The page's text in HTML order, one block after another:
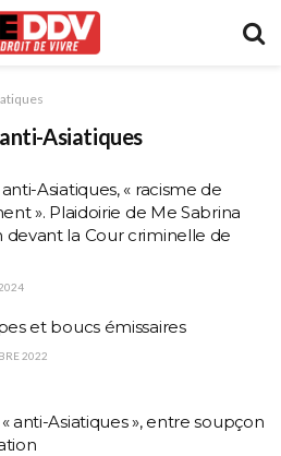
Asiatiques
Asiatiques, « racisme de
». Plaidoirie de Me Sabrina
devant la Cour criminelle de
et boucs émissaires
2022
anti-Asiatiques », entre soupçon